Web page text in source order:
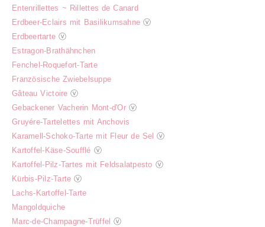
Entenrillettes ~ Rillettes de Canard
Erdbeer-Eclairs mit Basilikumsahne ⓥ
Erdbeertarte ⓥ
Estragon-Brathähnchen
Fenchel-Roquefort-Tarte
Französische Zwiebelsuppe
Gâteau Victoire ⓥ
Gebackener Vacherin Mont-d'Or ⓥ
Gruyére-Tartelettes mit Anchovis
Karamell-Schoko-Tarte mit Fleur de Sel ⓥ
Kartoffel-Käse-Soufflé ⓥ
Kartoffel-Pilz-Tartes mit Feldsalatpesto ⓥ
Kürbis-Pilz-Tarte ⓥ
Lachs-Kartoffel-Tarte
Mangoldquiche
Marc-de-Champagne-Trüffel ⓥ